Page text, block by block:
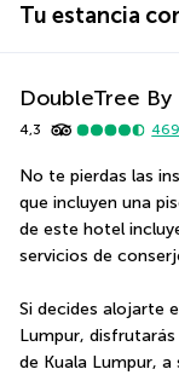
Tu estancia
DoubleTree
4,3
No te pierdas las
que incluyen una
de este hotel
servicios de
Si decides alojarte
Lumpur,
de Kuala Lumpur,